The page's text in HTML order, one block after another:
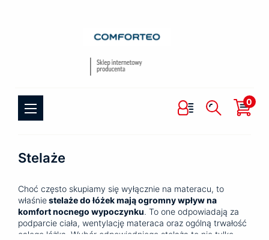
0
Stelaże
Choć często skupiamy się wyłącznie na materacu, to
właśniestelaże do łóżek mają ogromny wpływ na
komfort nocnego wypoczynku. To one odpowiadają za
podparcie ciała, wentylację materaca oraz ogólną trwałość
całego łóżka. Wybór odpowiedniego stelaża to nie tylko